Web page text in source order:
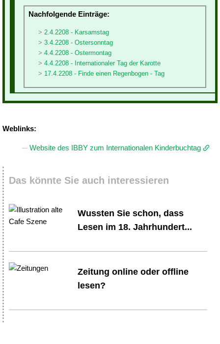
Nachfolgende Einträge:
2.4.2208 - Karsamstag
3.4.2208 - Ostersonntag
4.4.2208 - Ostermontag
4.4.2208 - Internationaler Tag der Karotte
17.4.2208 - Finde einen Regenbogen - Tag
Weblinks:
Website des IBBY zum Internationalen Kinderbuchtag
Das könnte Sie auch interessieren
Wussten Sie schon, dass
Lesen im 18. Jahrhundert...
Zeitung online oder offline
lesen?